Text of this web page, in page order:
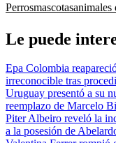
Perrosmascotasanimales
Le puede
Epa Colombia
irreconocible tras
Uruguay presentó a su
reemplazo de Marcelo
Piter Albeiro reveló la
a la posesión de